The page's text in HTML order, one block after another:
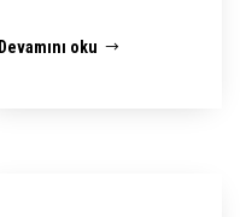
Devamını oku